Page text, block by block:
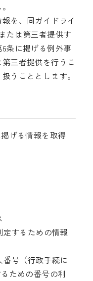
を、同ガイドライ
たは第三者提供す
条に掲げる例外事
三者提供を行うこ
うこととします。
げる情報を取得
定するための情報
番号（行政手続に
ための番号の利